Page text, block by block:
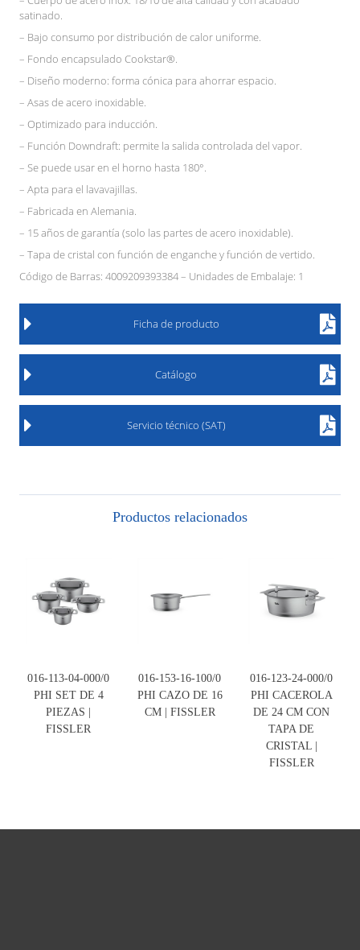
satinado.
– Bajo consumo por distribución de calor uniforme.
– Fondo encapsulado Cookstar®.
– Diseño moderno: forma cónica para ahorrar espacio.
– Asas de acero inoxidable.
– Optimizado para inducción.
– Función Downdraft: permite la salida controlada del vapor.
– Se puede usar en el horno hasta 180°.
– Apta para el lavavajillas.
– Fabricada en Alemania.
– 15 años de garantía (solo las partes de acero inoxidable).
– Tapa de cristal con función de enganche y función de vertido.
Código de Barras: 4009209393384 – Unidades de Embalaje: 1
Ficha de producto
Catálogo
Servicio técnico (SAT)
Productos relacionados
016-113-04-000/0
PHI SET DE 4
PIEZAS |
FISSLER
016-153-16-100/0
PHI CAZO DE 16
CM | FISSLER
016-123-24-000/0
PHI CACEROLA
DE 24 CM CON
TAPA DE
CRISTAL |
FISSLER